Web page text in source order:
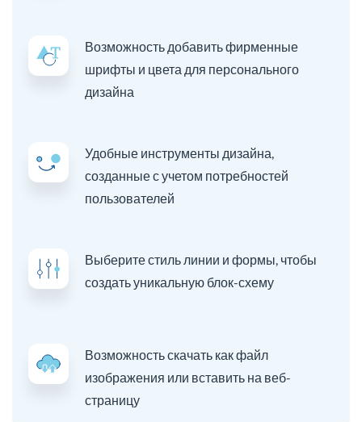
Возможность добавить фирменные
шрифты и цвета для персонального
дизайна
Удобные инструменты дизайна,
созданные с учетом потребностей
пользователей
Выберите стиль линии и формы, чтобы
создать уникальную блок-схему
Возможность скачать как файл
изображения или вставить на веб-
страницу